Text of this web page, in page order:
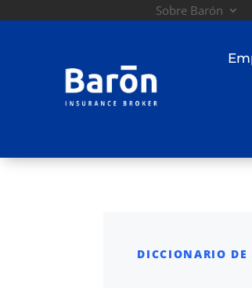
Sobre Barón
DICCIONARIO DE